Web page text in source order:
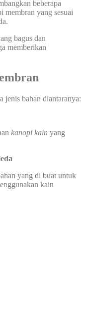
beberapa
membran yang sesuai
bagus dan
memberikan
jenis bahan diantaranya:
kanopi kain yang
yang di buat untuk
kain